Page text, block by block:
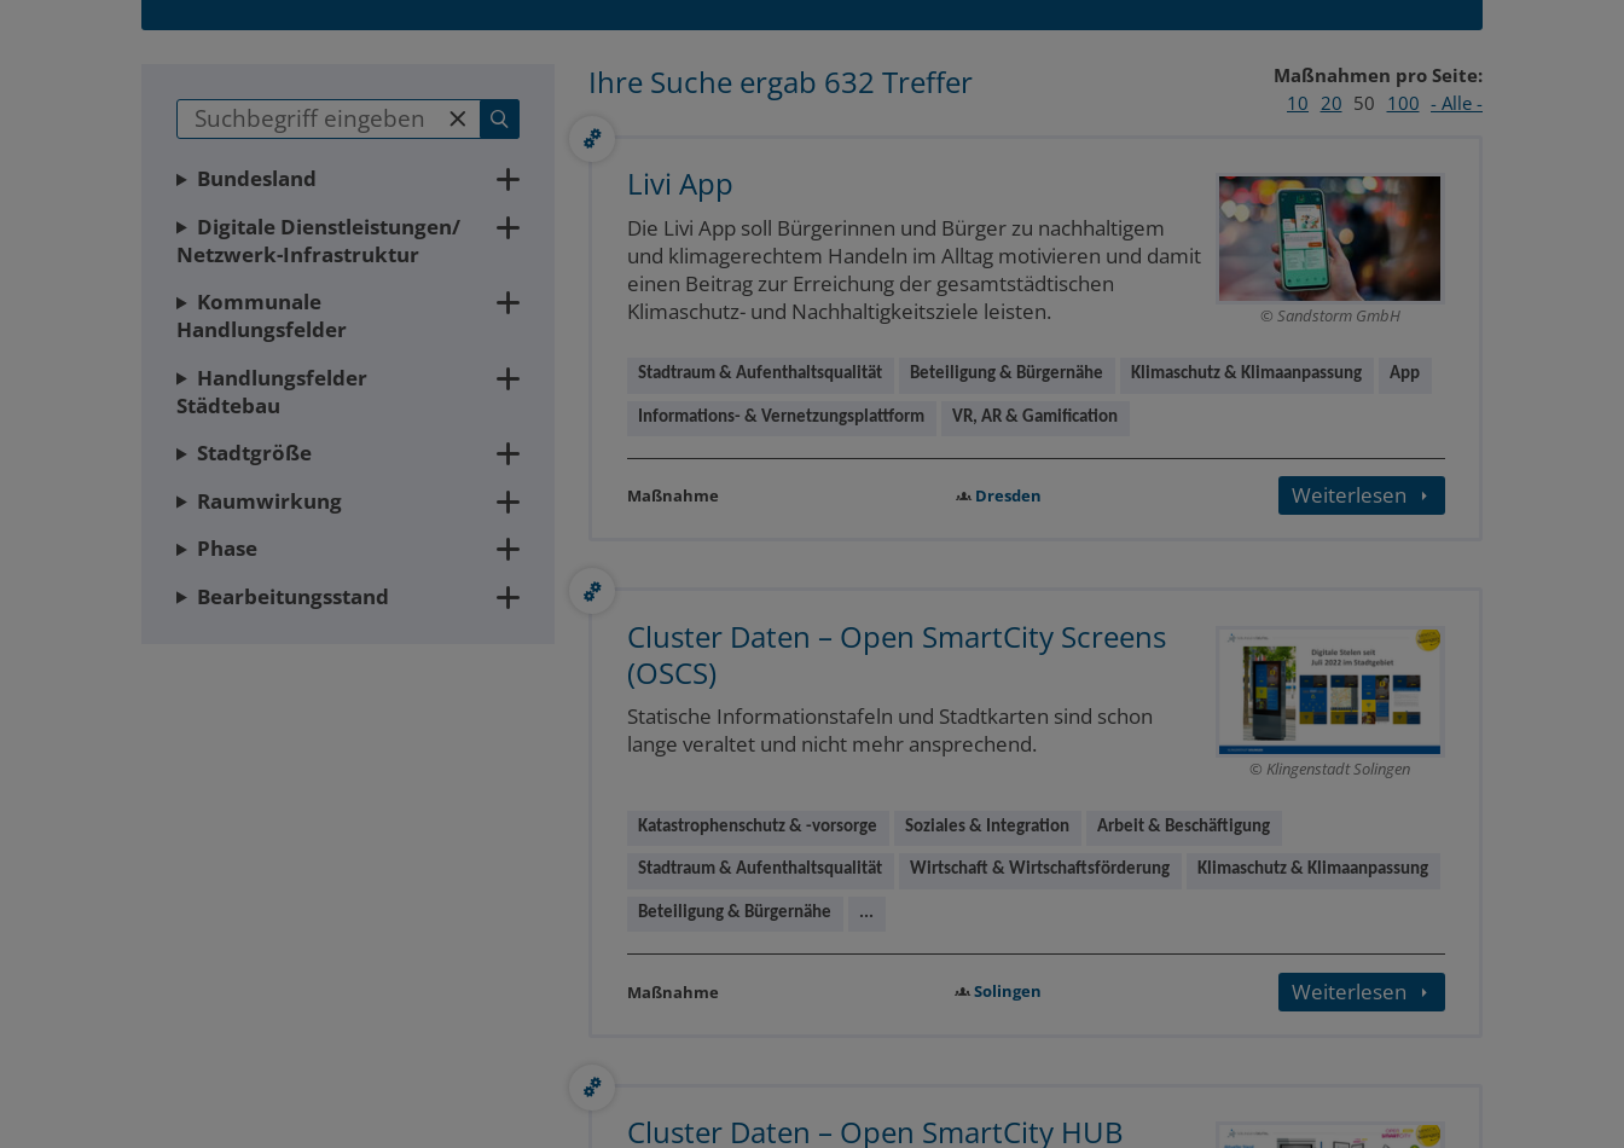
main
Seitenbereich
Hauptinhalt
Bundesland
Digitale Dienstleistungen/
Netzwerk-Infrastruktur
Kommunale
Handlungsfelder
Handlungsfelder
Städtebau
Stadtgröße
Raumwirkung
Phase
Bearbeitungsstand
Ihre Suche ergab 632 Treffer
Maßnahmen pro Seite:
10 20 50 100 - Alle -
Sandstorm GmbH
Livi App
Die Livi App soll Bürgerinnen und Bürger zu nachhaltigem
und klimagerechtem Handeln im Alltag motivieren und damit
einen Beitrag zur Erreichung der gesamtstädtischen
Klimaschutz- und Nachhaltigkeitsziele leisten.
Stadtraum & Aufenthaltsqualität Beteiligung & Bürgernähe Klimaschutz & Klimaanpassung App
Informations- & Vernetzungsplattform VR, AR & Gamification
Maßnahme Dresden Weiterlesen
Klingenstadt Solingen
Cluster Daten – Open SmartCity Screens
(OSCS)
Statische Informationstafeln und Stadtkarten sind schon
lange veraltet und nicht mehr ansprechend.
Katastrophenschutz & -vorsorge Soziales & Integration Arbeit & Beschäftigung
Stadtraum & Aufenthaltsqualität Wirtschaft & Wirtschaftsförderung Klimaschutz & Klimaanpassung
Beteiligung & Bürgernähe ...
Maßnahme Solingen Weiterlesen
Cluster Daten – Open SmartCity HUB